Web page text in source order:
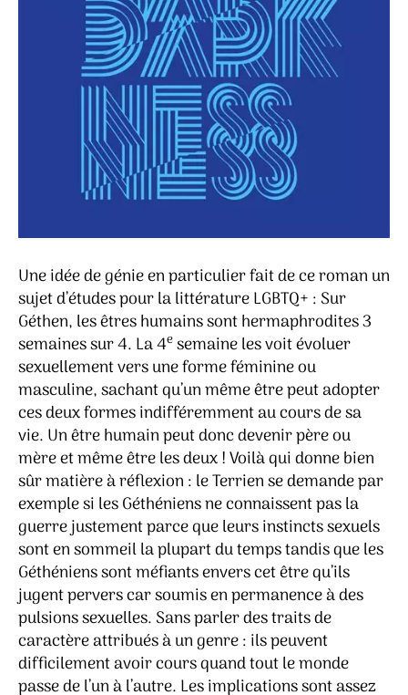
Une idée de génie en particulier fait de ce roman un
sujet d’études pour la littérature LGBTQ+ : Sur
Géthen, les êtres humains sont hermaphrodites 3
semaines sur 4. La 4esemaine les voit évoluer
sexuellement vers une forme féminine ou
masculine, sachant qu’un même être peut adopter
ces deux formes indifféremment au cours de sa
vie. Un être humain peut donc devenir père ou
mère et même être les deux ! Voilà qui donne bien
sûr matière à réflexion : le Terrien se demande par
exemple si les Géthéniens ne connaissent pas la
guerre justement parce que leurs instincts sexuels
sont en sommeil la plupart du temps tandis que les
Géthéniens sont méfiants envers cet être qu’ils
jugent pervers car soumis en permanence à des
pulsions sexuelles. Sans parler des traits de
caractère attribués à un genre : ils peuvent
difficilement avoir cours quand tout le monde
passe de l’un à l’autre. Les implications sont assez